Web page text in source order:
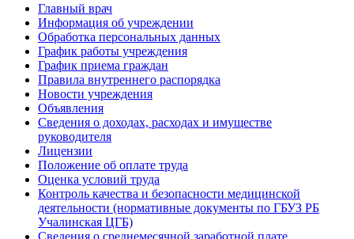
Главный врач
Информация об учреждении
Обработка персональных данных
График работы учреждения
График приема граждан
Правила внутреннего распорядка
Новости учреждения
Объявления
Сведения о доходах, расходах и имуществе
руководителя
Лицензии
Положение об оплате труда
Оценка условий труда
Контроль качества и безопасности медицинской
деятельности (нормативные документы по ГБУЗ РБ
Учалинская ЦГБ)
Сведения о среднемесячной заработной плате